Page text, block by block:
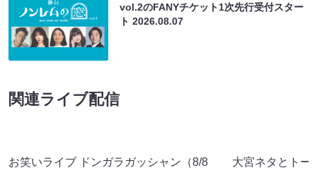
vol.2のFANYチケット1次先行受付スター
ト2026.08.07
関連ライブ配信
お笑いライブ ドンガラガッシャン（8/8
大宮ネタとトー